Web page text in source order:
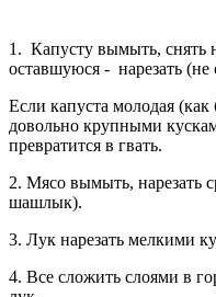
1. Капусту вымыть, снять
оставшуюся - нарезать (не
Если капуста молодая
довольно крупными
превратится в гвать.
2. Мясо вымыть, нарезать
шашлык).
3. Лук нарезать мелкими
4. Все сложить слоями в